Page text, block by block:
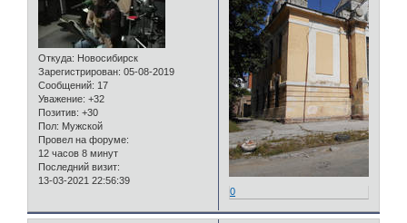
Откуда: Новосибирск
Зарегистрирован: 05-08-2019
Сообщений: 17
Уважение: +32
Позитив: +30
Пол: Мужской
Провел на форуме:
12 часов 8 минут
Последний визит:
13-03-2021 22:56:39
0